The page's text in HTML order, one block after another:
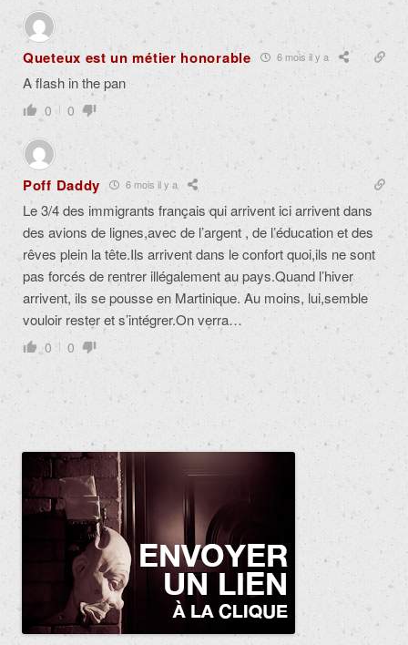
Queteux est un métier honorable 6 mois il y a
A flash in the pan
0 0
Poff Daddy 6 mois il y a
Le 3/4 des immigrants français qui arrivent ici arrivent dans
des avions de lignes,avec de l’argent , de l’éducation et des
rêves plein la tête.Ils arrivent dans le confort quoi,ils ne sont
pas forcés de rentrer illégalement au pays.Quand l’hiver
arrivent, ils se pousse en Martinique. Au moins, lui,semble
vouloir rester et s’intégrer.On verra…
0 0